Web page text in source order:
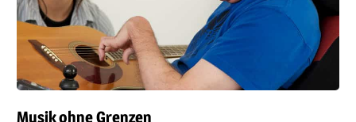
Musik ohne Grenzen